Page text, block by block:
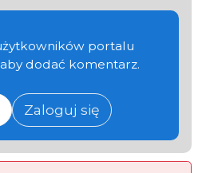
portalu
dodać komentarz.
Zaloguj się